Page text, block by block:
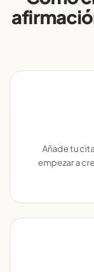
Añade tu
empezar a